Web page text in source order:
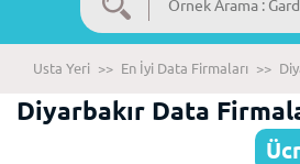
Usta Yeri >> En İyi Data Firmaları >>
Diyarbakır Data